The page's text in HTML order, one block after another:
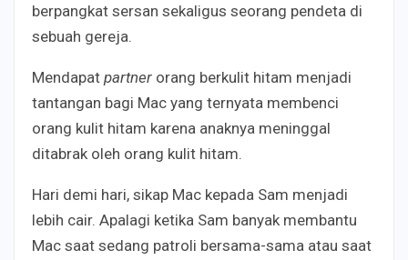
berpangkat sersan sekaligus seorang pendeta di
sebuah gereja.
Mendapat partner orang berkulit hitam menjadi
tantangan bagi Mac yang ternyata membenci
orang kulit hitam karena anaknya meninggal
ditabrak oleh orang kulit hitam.
Hari demi hari, sikap Mac kepada Sam menjadi
lebih cair. Apalagi ketika Sam banyak membantu
Mac saat sedang patroli bersama-sama atau saat